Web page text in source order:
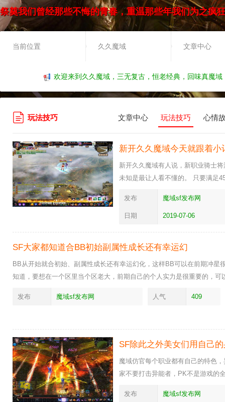
祭奠我们曾经那些不悔的青春，重温那些年我们为之疯
当前位置 久久魔域 文章中心
欢迎来到久久魔域，三无复古，恒老经典，回味真魔域
玩法技巧 文章中心 玩法技巧 心情
新开久久魔域今天就跟着
新开久久魔域有人说，新职业骑士
未知是最让人看不懂的。 只要满足
发布 魔域sf发布网
日期 2019-07-06
SF大家都知道合BB初始副属性成长还有幸运幻
BB从开始就合初始、副属性成长还有幸运幻化，这样BB可以在前期冲
知道，要想在一个区里当个区老大，前期自己的个人实力是很重要的，
发布 魔域sf发布网 人气 409
SF除此之外美女们用自己
魔域仿官每个职业都有自己的特色
家不要打击异能者，PK不是游戏的
发布 魔域sf发布网